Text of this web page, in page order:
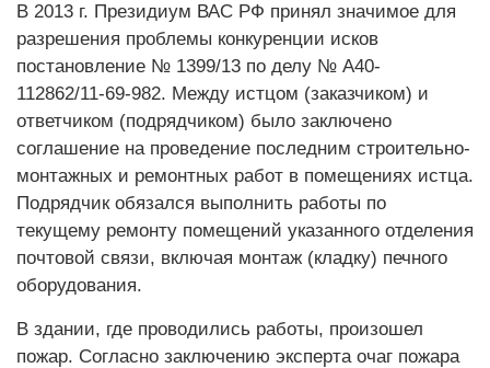
В 2013 г. Президиум ВАС РФ принял значимое для
разрешения проблемы конкуренции исков
постановление № 1399/13 по делу № А40-
112862/11‑69‑982. Между истцом (заказчиком) и
ответчиком (подрядчиком) было заключено
соглашение на проведение последним строительно-
монтажных и ремонтных работ в помещениях истца.
Подрядчик обязался выполнить работы по
текущему ремонту помещений указанного отделения
почтовой связи, включая монтаж (кладку) печного
оборудования.
В здании, где проводились работы, произошел
пожар. Согласно заключению эксперта очаг пожара